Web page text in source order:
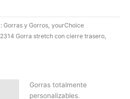
Gorras y Gorros,yourChoice
Gorra stretch con cierre trasero,
Gorras totalmente
personalizables.